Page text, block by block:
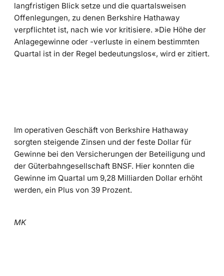
langfristigen Blick setze und die quartalsweisen
Offenlegungen, zu denen Berkshire Hathaway
verpflichtet ist, nach wie vor kritisiere. »Die Höhe der
Anlagegewinne oder -verluste in einem bestimmten
Quartal ist in der Regel bedeutungslos«, wird er zitiert.
Im operativen Geschäft von Berkshire Hathaway
sorgten steigende Zinsen und der feste Dollar für
Gewinne bei den Versicherungen der Beteiligung und
der Güterbahngesellschaft BNSF. Hier konnten die
Gewinne im Quartal um 9,28 Milliarden Dollar erhöht
werden, ein Plus von 39 Prozent.
MK